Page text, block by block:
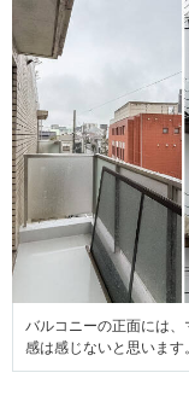
バルコニーの正面には
感は感じないと思います。